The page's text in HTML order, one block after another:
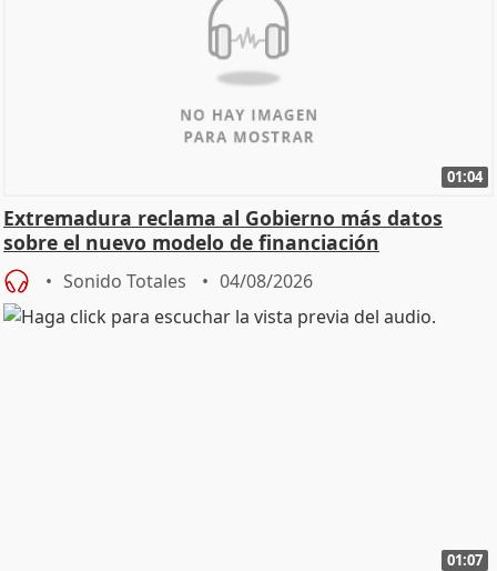
01:04
Extremadura reclama al Gobierno más datos
sobre el nuevo modelo de financiación
Sonido Totales 04/08/2026
01:07